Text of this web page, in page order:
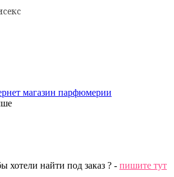
магазин парфюмерии
хотели найти под заказ ? - пишите тут